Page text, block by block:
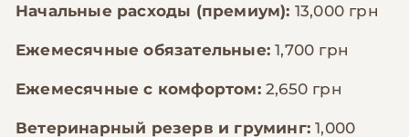
Начальные расходы (премиум): 13,000 грн
Ежемесячные обязательные:1,700 грн
Ежемесячные с комфортом: 2,650 грн
Ветеринарный резерв и груминг:1,000